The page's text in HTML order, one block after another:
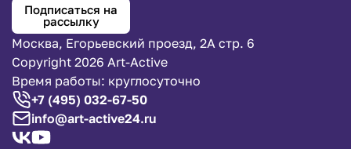
Подписаться на
рассылку
Москва, Егорьевский проезд, 2А стр. 6
Copyright 2026 Art-Active
Время работы: круглосуточно
+7 (495) 032-67-50
info@art-active24.ru